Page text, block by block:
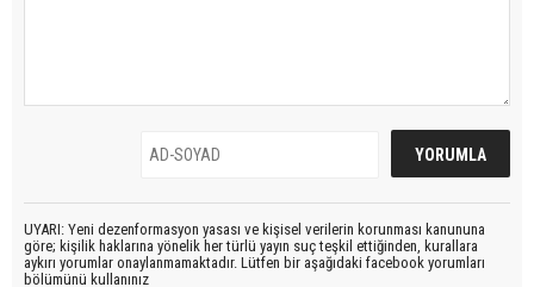
UYARI: Yeni dezenformasyon yasası ve kişisel verilerin korunması kanununa
göre; kişilik haklarına yönelik her türlü yayın suç teşkil ettiğinden, kurallara
aykırı yorumlar onaylanmamaktadır. Lütfen bir aşağıdaki facebook yorumları
bölümünü kullanınız